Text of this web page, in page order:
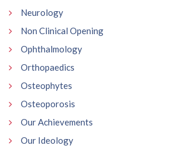
Neurology
Non Clinical Opening
Ophthalmology
Orthopaedics
Osteophytes
Osteoporosis
Our Achievements
Our Ideology